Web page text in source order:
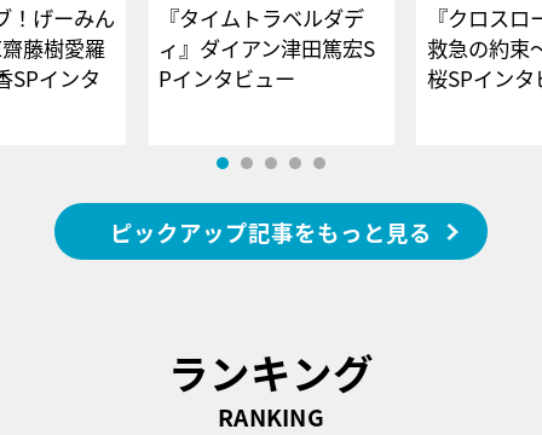
！げーみん
藤樹愛羅
SPインタ
『タイムトラベルダデ
ィ』ダイアン津田篤宏S
Pインタビュー
『クロス
救急の約束
桜SPイ
ピックアップ記事をもっと見る
ランキング
RANKING